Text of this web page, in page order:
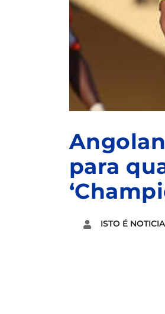
para
ISTO É NOTICIA